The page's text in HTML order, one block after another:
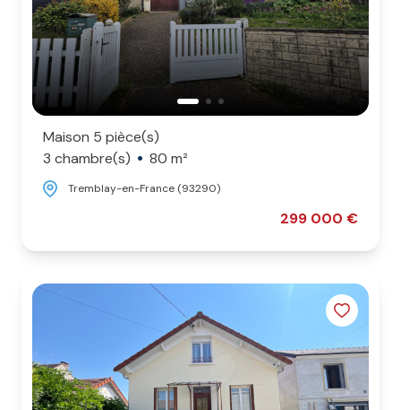
Maison 5 pièce(s)
3 chambre(s)
80 m²
Tremblay-en-France (93290)
299 000 €